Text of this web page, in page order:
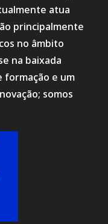
atua
principalmente
no âmbito
na baixada
formação e um
somos